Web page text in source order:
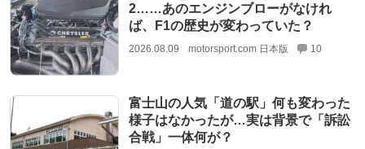
2……あのエンジンブローがなけれ
ば、F1の歴史が変わっていた？
2026.08.09 motorsport.com 日本版 10
富士山の人気「道の駅」何も変わった
様子はなかったが…実は背景で「訴訟
合戦」一体何が？